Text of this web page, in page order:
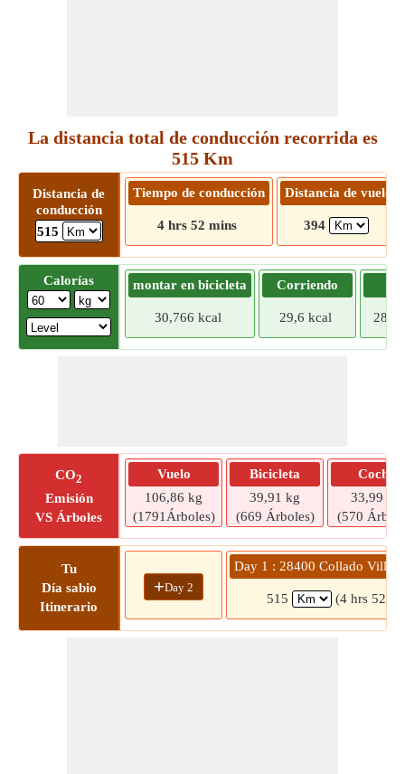
La distancia total de conducción recorrida es
515 Km
Distancia de
conducción
515
Tiempo de conducción
4 hrs 52 mins
Distancia de vuelo
394
Calorías montar en bicicleta
30,766 kcal
Corriendo
29,6 kcal
CO2
Emisión
VS Árboles
Vuelo
106,86 kg
(1791Árboles)
Bicicleta
39,91 kg
(669 Árboles)
Coche
33,99 kg
(570
Tu
Día sabio
Itinerario
+Day 2
Day 1 : 28400 Collado
515 (4 hrs 52